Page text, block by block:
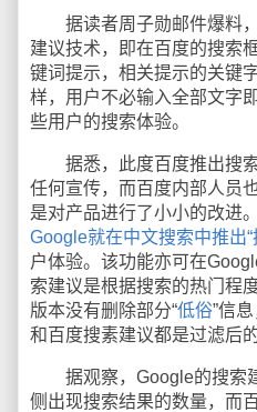
据读者周子勋邮件爆料，
建议技术，即在百度的搜索
键词提示，相关提示的关键
样，用户不必输入全部文字
些用户的搜索体验。
据悉，此度百度推出搜索
任何宣传，而百度内部人员
是对产品进行了小小的改进
Google就在中文搜索中推出“
户体验。该功能亦可在
索建议是根据搜索的热门程
版本没有删除部分“低俗”信
和百度搜素建议都是过滤后的
据观察，Google的搜索
侧出现搜索结果的数量，而